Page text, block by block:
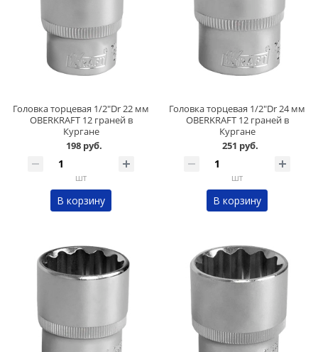
Головка торцевая 1/2"Dr 22 мм
OBERKRAFT 12 граней в
Кургане
198 руб.
шт
В корзину
Головка торцевая 1/2"Dr 24 мм
OBERKRAFT 12 граней в
Кургане
251 руб.
шт
В корзину